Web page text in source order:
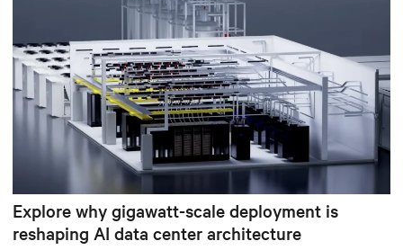
Explore why gigawatt-scale deployment is
reshaping AI data center architecture